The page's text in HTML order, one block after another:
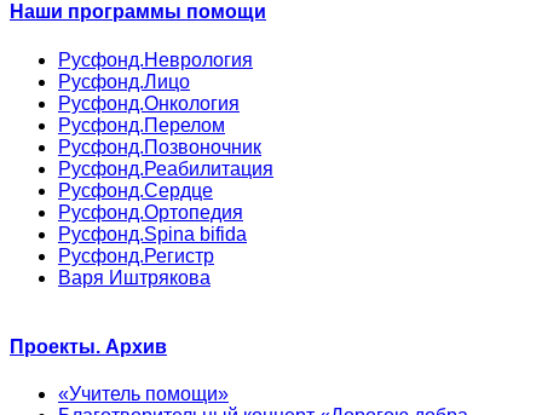
Наши программы помощи
Русфонд.Неврология
Русфонд.Лицо
Русфонд.Онкология
Русфонд.Перелом
Русфонд.Позвоночник
Русфонд.Реабилитация
Русфонд.Сердце
Русфонд.Ортопедия
Русфонд.Spina bifida
Русфонд.Регистр
Варя Иштрякова
Проекты. Архив
«Учитель помощи»